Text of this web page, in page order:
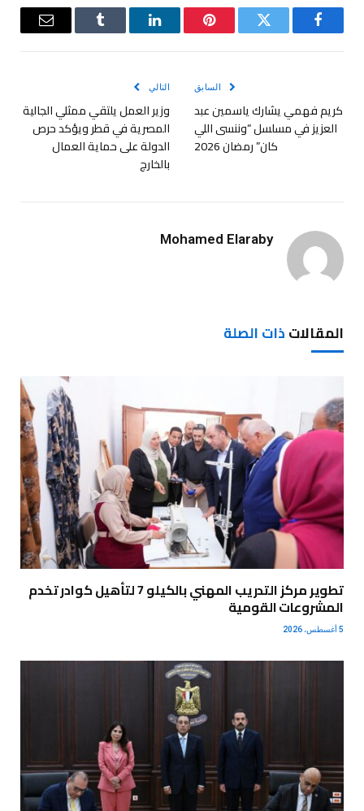
فيسبوك تويتر بينتيريستلينكدإن Tumblr
البريد
السابق
كريم فهمي يشارك ياسمين عبد
العزيز في مسلسل “وننسى اللي
كان” رمضان 2026
التالي
وزير العمل يلتقي ممثلي الجالية
المصرية في قطر ويؤكد حرص
الدولة على حماية العمال
بالخارج
Mohamed Elaraby
المقالاتذات الصلة
تطوير مركز التدريب المهني بالكيلو 7 لتأهيل كوادر تخدم
المشروعات القومية
5 أغسطس، 2026